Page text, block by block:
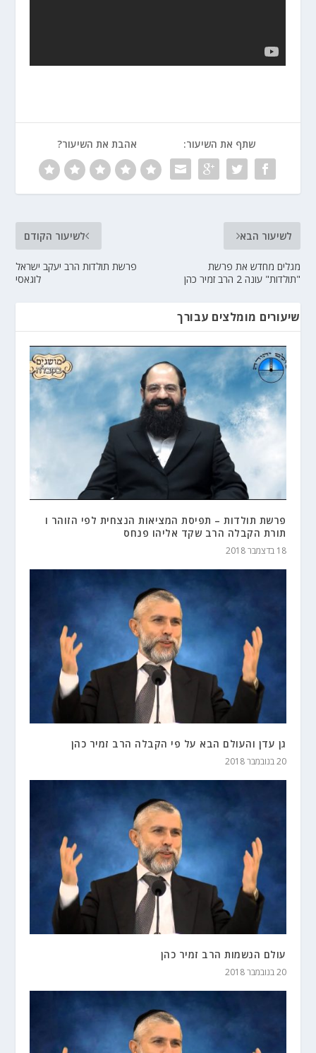
שתף את השיעור: אהבת את השיעור?
לשיעור הקודם
פרשת תולדות הרב יעקב ישראל
לוגאסי
לשיעור הבא
מגלים מחדש את פרשת
"תולדות" עונה 2 הרב זמיר כהן
שיעורים מומלצים עבורך
פרשת תולדות – תפיסת המציאות הנצחית לפי הזוהר ו
תורת הקבלה הרב שקד אליהו פנחס
18 בדצמבר 2018
גן עדן והעולם הבא על פי הקבלה הרב זמיר כהן
20 בנובמבר 2018
עולם הנשמות הרב זמיר כהן
20 בנובמבר 2018